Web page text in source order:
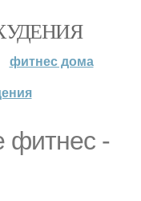
фитнес дома
фитнес -